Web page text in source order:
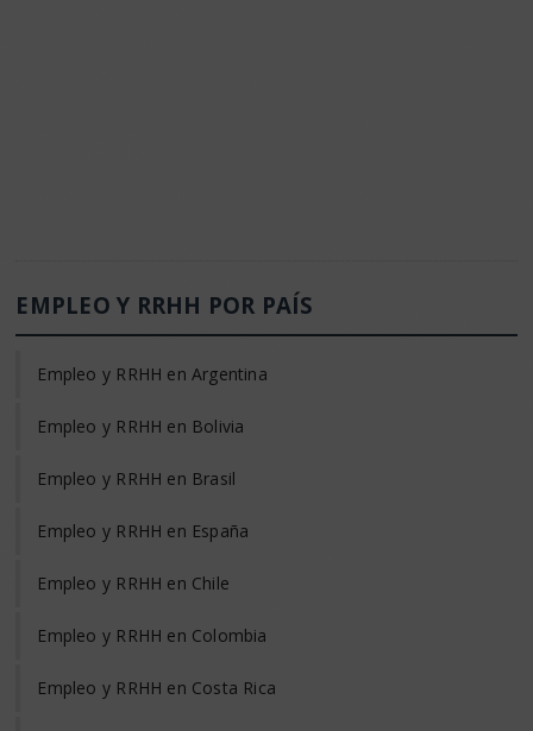
EMPLEO Y RRHH POR PAÍS
Empleo y RRHH en Argentina
Empleo y RRHH en Bolivia
Empleo y RRHH en Brasil
Empleo y RRHH en España
Empleo y RRHH en Chile
Empleo y RRHH en Colombia
Empleo y RRHH en Costa Rica